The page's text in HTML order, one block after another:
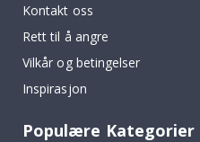
Kontakt oss
Rett til å angre
Vilkår og betingelser
Inspirasjon
Populære Kategorier